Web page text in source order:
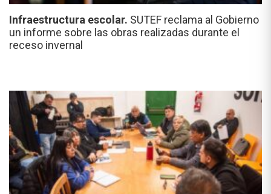
Infraestructura escolar. SUTEF reclama al Gobierno
un informe sobre las obras realizadas durante el
receso invernal